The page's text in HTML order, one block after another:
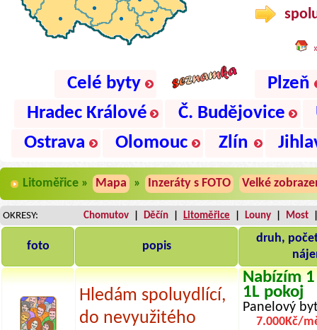
Celé byty
Plzeň
Hradec Králové
Č. Budějovice
Ostrava
Olomouc Zlín
Litoměřice » Mapa » Inzeráty s FOTO Velké
OKRESY: Chomutov Děčín Litoměřice Louny Most
foto popis
druh,
Hledám spoluydlící,
do nevyužitého
Nabízím
1L pokoj
Panelový
7.000Kč/